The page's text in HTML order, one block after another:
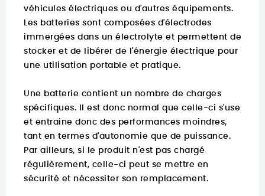
véhicules électriques ou d'autres équipements.
Les batteries sont composées d'électrodes
immergées dans un électrolyte et permettent de
stocker et de libérer de l'énergie électrique pour
une utilisation portable et pratique.
Une batterie contient un nombre de charges
spécifiques. Il est donc normal que celle-ci s'use
et entraine donc des performances moindres,
tant en termes d'autonomie que de puissance.
Par ailleurs, si le produit n'est pas chargé
régulièrement, celle-ci peut se mettre en
sécurité et nécessiter son remplacement.